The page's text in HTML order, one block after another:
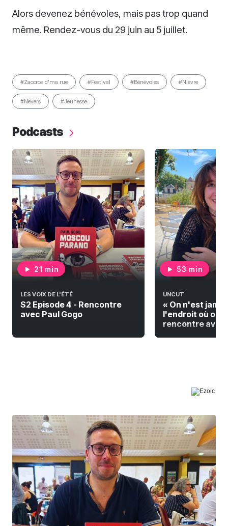
Alors devenez bénévoles, mais pas trop quand
même. Rendez-vous du 29 juin au 5 juillet.
#Zaccros d'ma rue #Festival #Bénévoles #Nièvre
#Nevers #Jeunesse
Podcasts
21 min
LES VOIX DE L'ÉTÉ
S2 Episode 4 - Rencontre
avec Paul Gogo
53 min
UNCUT
« On n'est
l'endroit où on
rencontre avec